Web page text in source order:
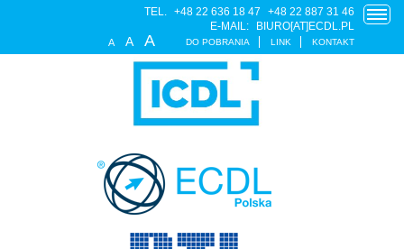
TEL. +48 22 636 18 47
+48 22 887 31 46
E-MAIL:
BIURO[AT]ECDL.PL
A
A A DO POBRANIA LINK KONTAKT